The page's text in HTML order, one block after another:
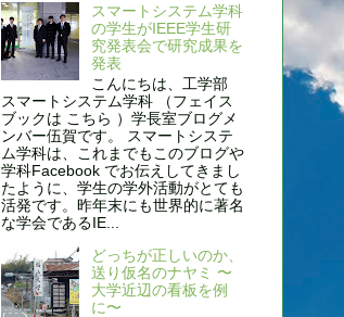
スマートシステム学科
の学生がIEEE学生研
究発表会で研究成果を
発表
こんにちは、工学部
スマートシステム学科 （フェイス
ブックは こちら ）学長室ブログメ
ンバー伍賀です。 スマートシステ
ム学科は、これまでもこのブログや
学科Facebook でお伝えしてきまし
たように、学生の学外活動がとても
活発です。昨年末にも世界的に著名
な学会であるIE...
どっちが正しいのか、
送り仮名のナヤミ 〜
大学近辺の看板を例
に〜